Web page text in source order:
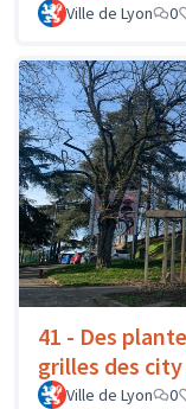
Ville de Lyon 0
41 - Des
grilles des
Ville de Lyon 0